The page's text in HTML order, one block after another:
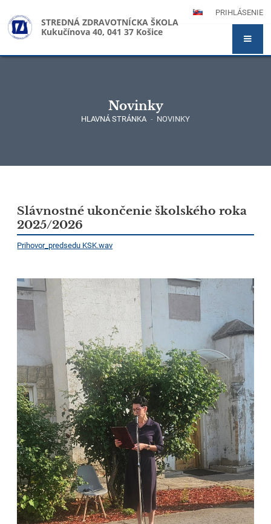
PRIHLÁSENIE
STREDNÁ ZDRAVOTNÍCKA ŠKOLA
Kukučínova 40, 041 37 Košice
Novinky
HLAVNÁ STRÁNKA - NOVINKY
Slávnostné ukončenie školského roka
2025/2026
Prihovor_predsedu KSK.wav